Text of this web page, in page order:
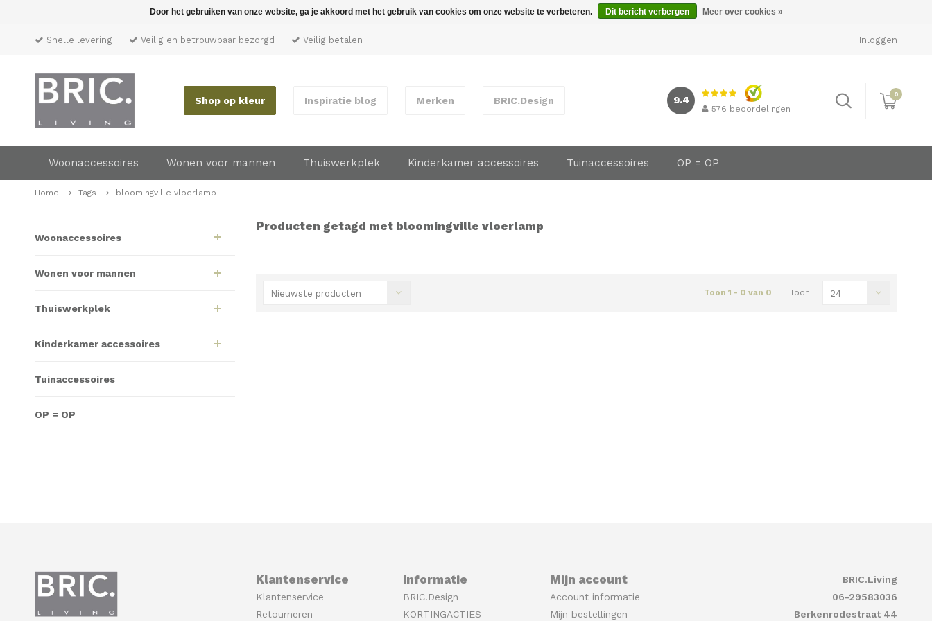
Snelle levering Veilig en betrouwbaar bezorgd Veilig betalen Inloggen
Shop op kleur Inspiratie blog Merken BRIC.Design 9.4
576 beoordelingen
0
Woonaccessoires Wonen voor mannen Thuiswerkplek Kinderkamer accessoires Tuinaccessoires OP = OP
Home Tags bloomingville vloerlamp
Woonaccessoires
Wonen voor mannen
Thuiswerkplek
Kinderkamer accessoires
Tuinaccessoires
OP = OP
Producten getagd met bloomingville vloerlamp
Nieuwste producten Toon 1 - 0 van 0 Toon: 24
Klantenservice
Klantenservice
Retourneren
Informatie
BRIC.Design
KORTINGACTIES
Mijn account
Account informatie
Mijn bestellingen
BRIC.Living
06-29583036
Berkenrodestraat 44
Door het gebruiken van onze website, ga je akkoord met het gebruik van cookies om onze website te verbeteren. Dit bericht verbergen Meer over cookies »